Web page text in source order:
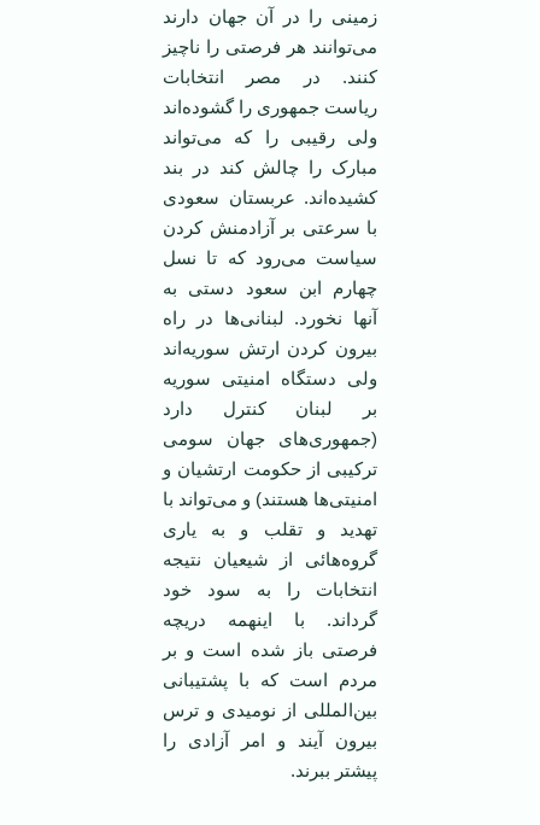
زمينی را در آن جهان دارند
می‌توانند هر فرصتی را ناچيز
کنند. در مصر انتخابات
رياست جمهوری را گشوده‌اند
ولی رقيبی را که می‌تواند
مبارک را چالش کند در بند
کشيده‌اند. عربستان سعودی
با سرعتی بر آزادمنش کردن
سياست می‌رود که تا نسل
چهارم ابن سعود دستی به
آنها نخورد. لبنانی‌ها در راه
بيرون کردن ارتش سوريه‌اند
ولی دستگاه امنيتی سوريه
بر لبنان کنترل دارد
(جمهوری‌های جهان سومی
ترکيبی از حکومت ارتشيان و
امنيتی‌ها هستند) و می‌تواند با
تهديد و تقلب و به ياری
گروه‌هائی از شيعيان نتيجه
انتخابات را به سود خود
گرداند. با اينهمه دريچه
فرصتی باز شده است و بر
مردم است که با پشتيبانی
بين‌المللی از نوميدی و ترس
بيرون آيند و امر آزادی را
پيشتر ببرند.